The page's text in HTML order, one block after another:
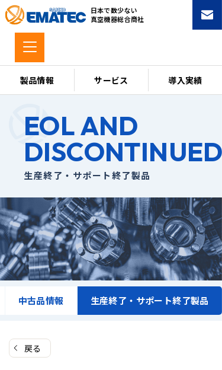
コ
ン
ツ
ス
日本で数少ない
真空機器総合商社
製品情報 サービス 導入実績
EOL AND
DISCONTINUED
生産終了・サポート終了製品
中古品情報 生産終了・サポート終了製品
戻る